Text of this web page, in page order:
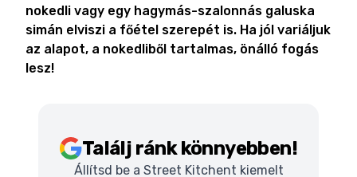
nokedli vagy egy hagymás-szalonnás galuska
simán elviszi a főétel szerepét is. Ha jól variáljuk
az alapot, a nokedliből tartalmas, önálló fogás
lesz!
Találj ránk könnyebben!
Állítsd be a Street Kitchent kiemelt